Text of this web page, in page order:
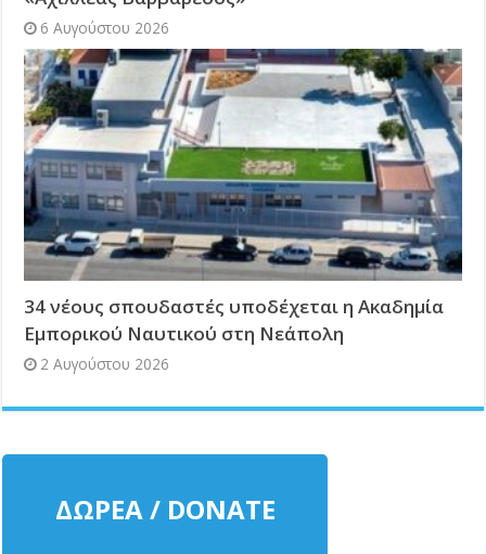
6 Αυγούστου 2026
34 νέους σπουδαστές υποδέχεται η Ακαδημία
Εμπορικού Ναυτικού στη Νεάπολη
2 Αυγούστου 2026
ΔΩΡΕΑ / DONATE